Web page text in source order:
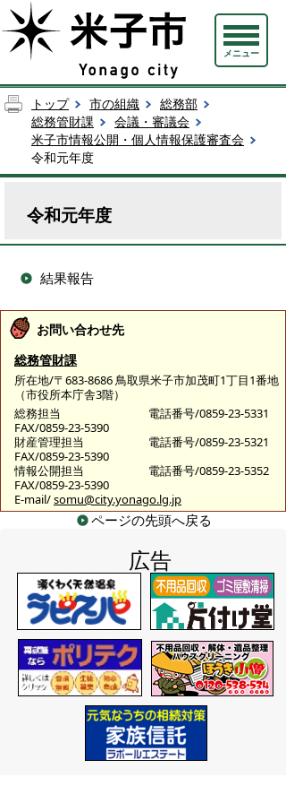
メニュー
トップ 市の組織
総務部
総務管財課
会議・審議会
米子市情報公開・個人情報保護審査会
令和元年度
令和元年度
結果報告
お問い合わせ先
総務管財課
所在地/〒683-8686 鳥取県米子市加茂町1丁目1番地
（市役所本庁舎3階）
総務担当
電話番号/0859-23-5331
FAX/0859-23-5390
財産管理担当
電話番号/0859-23-5321
FAX/0859-23-5390
情報公開担当
電話番号/0859-23-5352
FAX/0859-23-5390
E-mail/somu@city.yonago.lg.jp
ページの先頭へ戻る
広告